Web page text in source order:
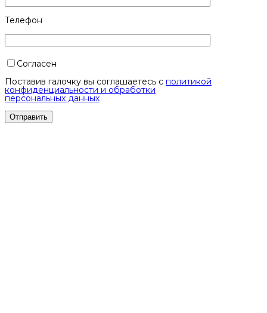
Телефон
Согласен
Поставив галочку вы соглашаетесь с политикой
конфиденциальности и обработки
персональных данных